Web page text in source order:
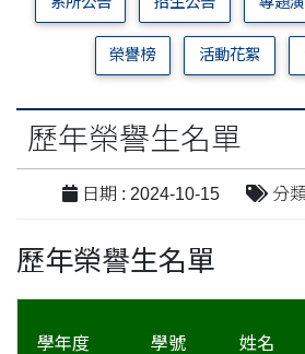
榮譽榜 活動花絮
歷年榮譽生名單
日期 : 2024-10-15 分
歷年榮譽生名單
學年度 學號 姓名